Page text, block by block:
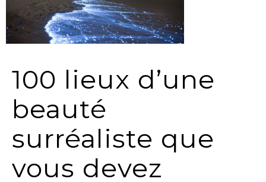
100 lieux d’une
beauté
surréaliste que
vous devez